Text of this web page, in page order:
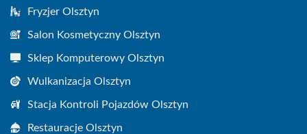
Fryzjer Olsztyn
Salon Kosmetyczny Olsztyn
Sklep Komputerowy Olsztyn
Wulkanizacja Olsztyn
Stacja Kontroli Pojazdów Olsztyn
Restauracje Olsztyn